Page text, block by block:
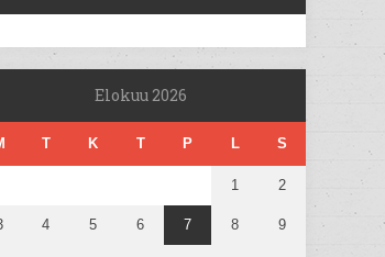
Elokuu 2026
T K T P L S
1 2
4 5 6 7 8 9